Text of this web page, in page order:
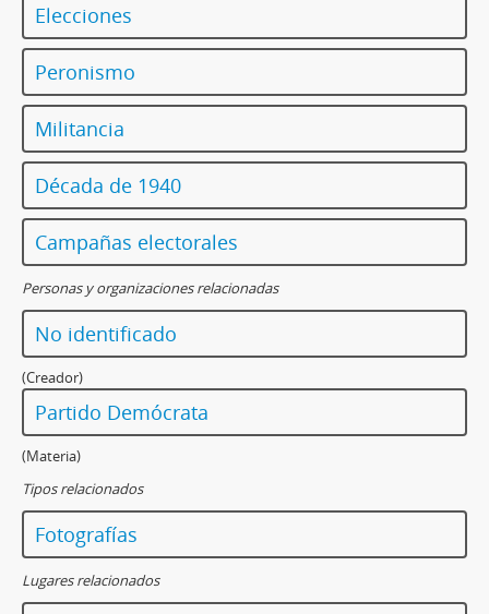
Elecciones
Peronismo
Militancia
Década de 1940
Campañas electorales
Personas y organizaciones relacionadas
No identificado
(Creador)
Partido Demócrata
(Materia)
Tipos relacionados
Fotografías
Lugares relacionados